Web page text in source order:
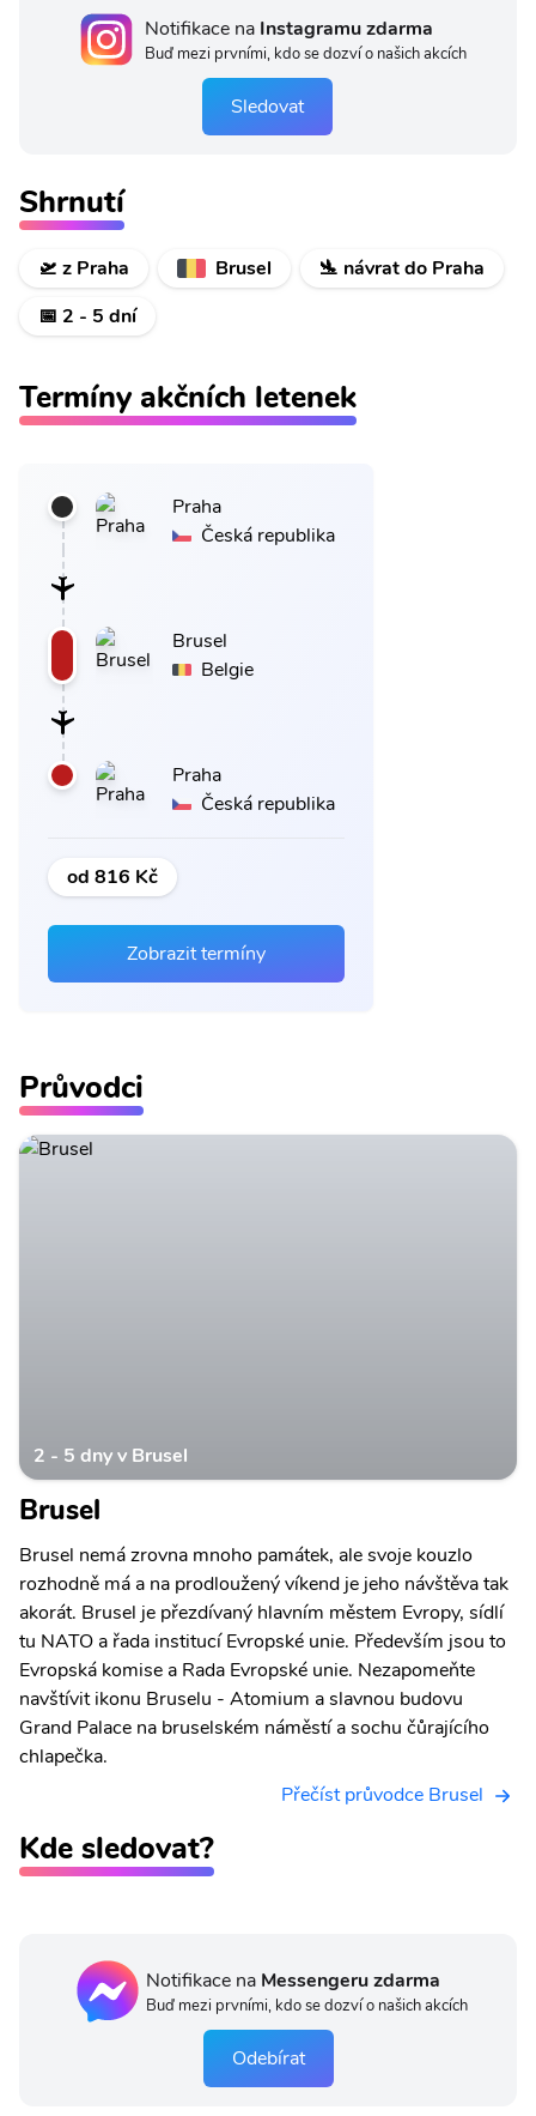
Notifikace na Instagramu zdarma
Buď mezi prvními, kdo se dozví o našich akcích
Sledovat
Shrnutí
🛫 z Praha Brusel
🛬 návrat do Praha
📅 2 - 5 dní
Termíny akčních letenek
Praha
Česká republika
Brusel
Belgie
Praha
Česká republika
od 816 Kč
Zobrazit termíny
Průvodci
2 - 5 dny v Brusel
Brusel
Brusel nemá zrovna mnoho památek, ale svoje kouzlo
rozhodně má a na prodloužený víkend je jeho návštěva tak
akorát. Brusel je přezdívaný hlavním městem Evropy, sídlí
tu NATO a řada institucí Evropské unie. Především jsou to
Evropská komise a Rada Evropské unie. Nezapomeňte
navštívit ikonu Bruselu - Atomium a slavnou budovu
Grand Palace na bruselském náměstí a sochu čůrajícího
chlapečka.
Přečíst průvodce Brusel
Kde sledovat?
Notifikace na Messengeru zdarma
Buď mezi prvními, kdo se dozví o našich akcích
Odebírat